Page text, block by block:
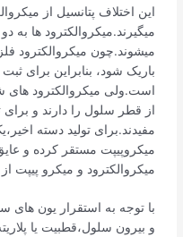
این اختلاف پتانسیل از
میگیرند.میکروالکترود ها
میشوند.چون میکروالکترود
باریک شود، بنابراین برای
است.ولی میکروالکترود های
از قطر سلول را دارند و
مفیدند.برای تولید دسته
میکروپیپت مستقر کرده و
میکروالکترود و میکرو پیپت از NACL حل میکند.
با توجه به استقرار یون های
و بیرون سلول،قطبیت یا